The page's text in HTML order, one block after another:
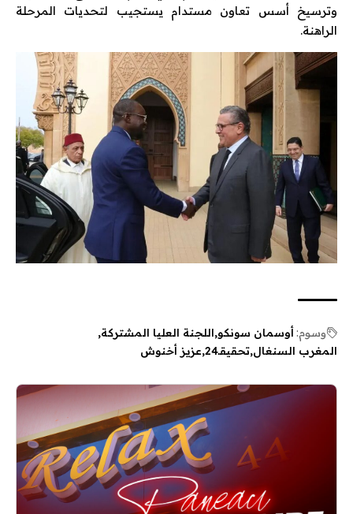
وترسيخ أسس تعاون مستدام يستجيب لتحديات المرحلة
الراهنة.
وسوم: أوسمان سونكو اللجنة العليا المشتركة
المغرب السنغال تحقيقـ24 عزيز أخنوش